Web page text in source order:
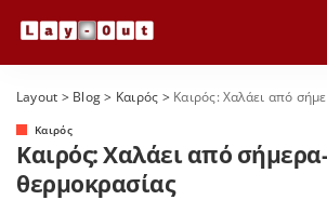
Layout > Blog> Καιρός > Καιρός: Χαλάει από σήμερα-
Καιρός
Καιρός: Χαλάει από
θερμοκρασίας